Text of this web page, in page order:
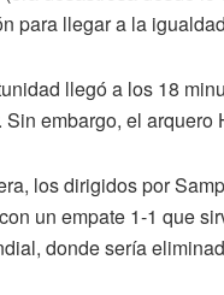
para llegar a la
llegó a los 18
Sin embargo, el
los dirigidos por
un empate 1-1 que
donde sería